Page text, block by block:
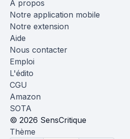
À propos
Notre application mobile
Notre extension
Aide
Nous contacter
Emploi
L'édito
CGU
Amazon
SOTA
© 2026 SensCritique
Thème